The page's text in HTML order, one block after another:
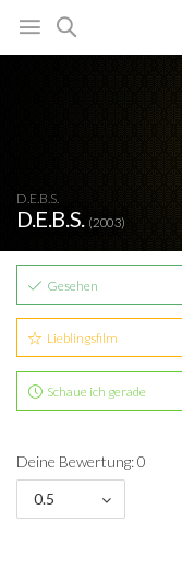
D.E.B.S.
D.E.B.S. (2003)
Gesehen
Lieblingsfilm
Schaue ich gerade
Deine Bewertung: 0
0.5